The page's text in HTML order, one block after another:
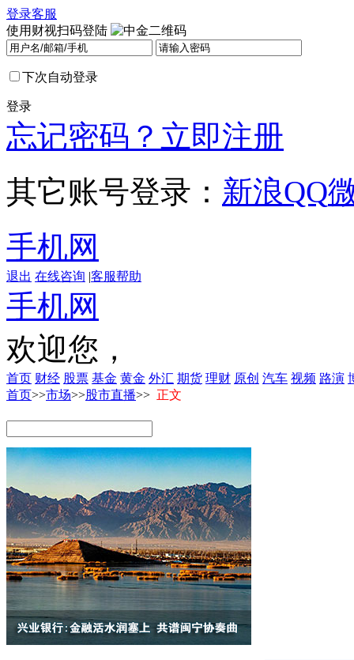
登录客服
使用财视扫码登陆
下次自动登录
登录
忘记密码？ 立即注册
其它账号登录： 新浪QQ
手机网
退出 在线咨询 |客服帮助
手机网
欢迎您，
首页 财经 股票 基金 黄金 外汇 期货 理财 原创 汽车 视频 路演
首页>>市场>>股市直播>> 正文